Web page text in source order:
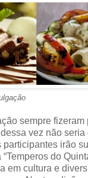
sempre fizeram
vez não
participantes irão
do
em cultura e